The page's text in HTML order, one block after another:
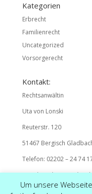
Kategorien
Erbrecht
Familienrecht
Uncategorized
Vorsorgerecht
Kontakt:
Rechtsanwältin
Uta von Lonski
Reuterstr. 120
51467 Bergisch
Telefon: 02202 – 24 74
E-Mail: mail@ra-
Um unsere